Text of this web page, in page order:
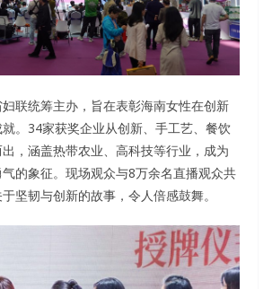
联统筹主办，旨在表彰海南女性在创新
。34家获奖企业从创新、手工艺、餐饮
，涵盖热带农业、高科技等行业，成为
的象征。现场观众与8万余名直播观众共
坚韧与创新的故事，令人倍感鼓舞。